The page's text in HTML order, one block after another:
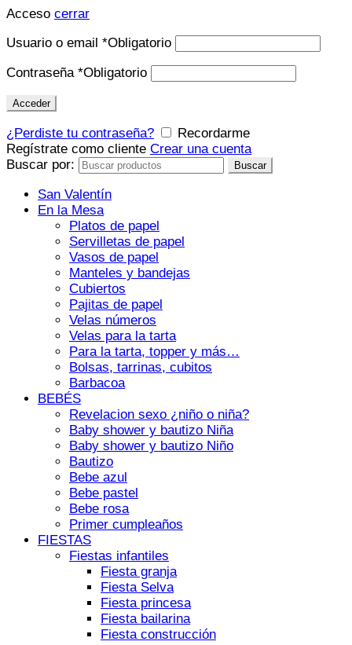
Acceso cerrar
Usuario o email *Obligatorio
Contraseña *Obligatorio
Acceder
¿Perdiste tu contraseña?
Recordarme
Regístrate como cliente Crear una cuenta
Buscar por:
Buscar
San Valentín
En la Mesa
Platos de papel
Servilletas de papel
Vasos de papel
Manteles y bandejas
Cubiertos
Pajitas de papel
Velas números
Velas para la tarta
Para la tarta, topper y más…
Bolsas, tarrinas, cubitos
Barbacoa
BEBÉS
Revelacion sexo ¿niño o niña?
Baby shower y bautizo Niña
Baby shower y bautizo Niño
Bautizo
Bebe azul
Bebe pastel
Bebe rosa
Primer cumpleaños
FIESTAS
Fiestas infantiles
Fiesta granja
Fiesta Selva
Fiesta princesa
Fiesta bailarina
Fiesta construcción